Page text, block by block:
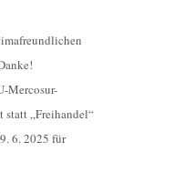
Mercosur-
„Freihandel“
6. 2025 für